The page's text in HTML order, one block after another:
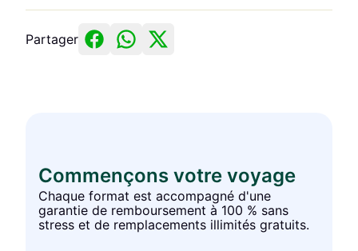
Partager
Commençons votre voyage
Chaque format est accompagné d'une
garantie de remboursement à 100 % sans
stress et de remplacements illimités gratuits.